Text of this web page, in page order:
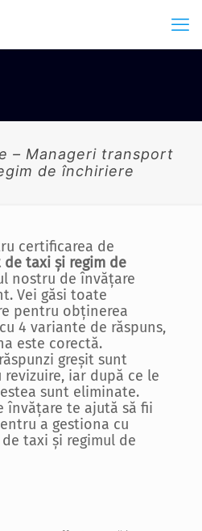
– Manageri transport
de închiriere
certificarea de
taxi și regim de
nostru de învățare
Vei găsi toate
pentru obținerea
4 variante de răspuns,
este corectă.
greșit sunt
iar după ce le
sunt eliminate.
învățare te ajută să fii
a gestiona cu
taxi și regimul de